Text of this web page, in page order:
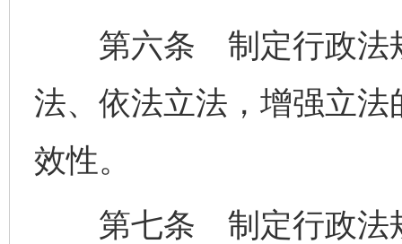
第六条 制定行政法规
法、依法立法，增强立
效性。
第七条 制定行政法规